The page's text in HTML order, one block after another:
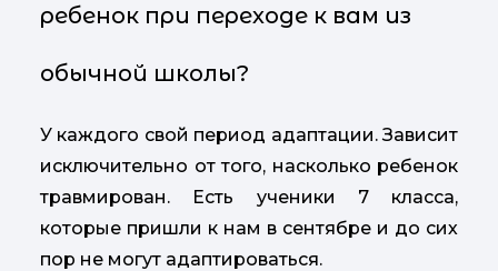
ребенок при переходе к вам из
обычной школы?
У каждого свой период адаптации. Зависит
исключительно от того, насколько ребенок
травмирован. Есть ученики 7 класса,
которые пришли к нам в сентябре и до сих
пор не могут адаптироваться.